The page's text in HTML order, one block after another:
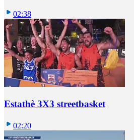
02:38
Estathè 3X3 streetbasket
02:20